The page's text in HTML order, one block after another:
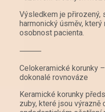
Výsledkem je přirozený,
harmonický úsměv,
osobnost pacienta.
⸻
Celokeramické korunky
dokonalé rovnováze
Keramické korunky
zuby, které jsou výrazně